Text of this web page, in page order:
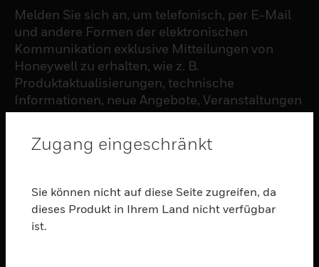
Melden Sie sich an, um telefonisch, per E-Mail
und andere Formen der elektronischen
Kommunikation exklusive Mitteilungen von
Honeywell zu erhalten, wie z. B.
Produktaktualisierungen, technische
Informationen, neue Angebote, Veranstaltungen
und Neuigkeiten, Umfragen, Sonderangebote
PRODUKTE
Zugang eingeschränkt
Sie können nicht auf diese Seite zugreifen, da
dieses Produkt in Ihrem Land nicht verfügbar
ist.